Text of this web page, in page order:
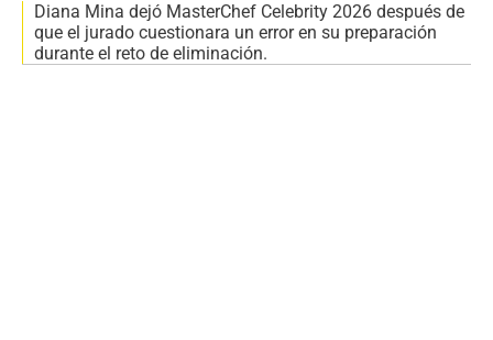
Diana Mina dejó MasterChef Celebrity 2026 después de
que el jurado cuestionara un error en su preparación
durante el reto de eliminación.